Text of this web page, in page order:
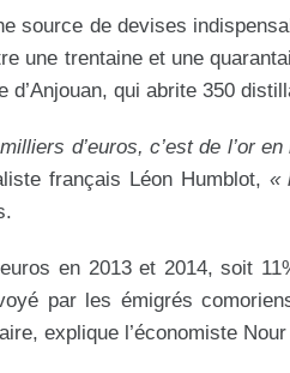
source de devises
une trentaine et une
d’Anjouan, qui abrite 350
d’euros, c’est de l’or en
français Léon Humblot, «
en 2013 et 2014, soit
par les émigrés
explique l’économiste